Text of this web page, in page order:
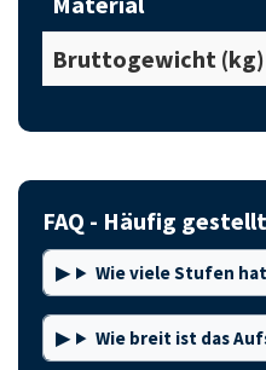
Bruttogewicht (kg)
FAQ - Häufig
Wie viele Stufen
Wie breit ist das